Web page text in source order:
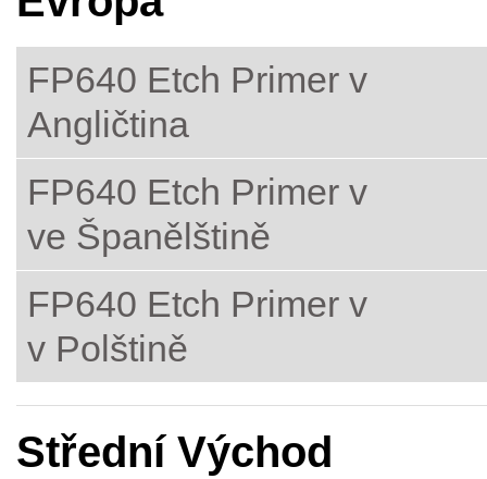
FP640 Etch Primer v
Angličtina
FP640 Etch Primer v
ve Španělštině
FP640 Etch Primer v
v Polštině
Střední Východ